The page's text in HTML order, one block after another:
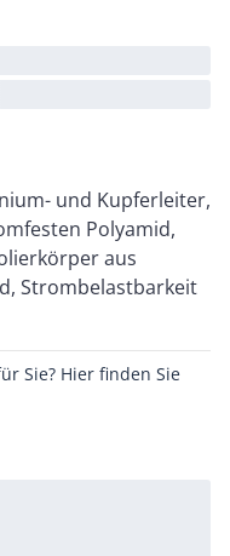
und Kupferleiter,
Polyamid,
aus
Strombelastbarkeit
Sie? Hier finden Sie